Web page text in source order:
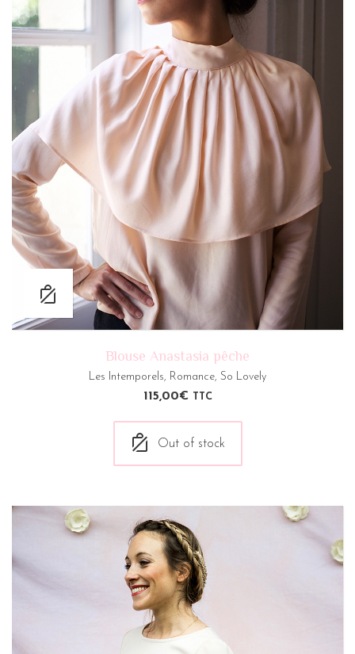
Blouse Anastasia pêche
Les Intemporels, Romance, So Lovely
115,00€ TTC
Out of stock